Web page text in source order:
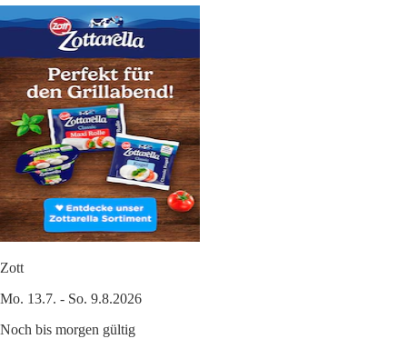
Zott
Mo. 13.7. - So. 9.8.2026
Noch bis morgen gültig